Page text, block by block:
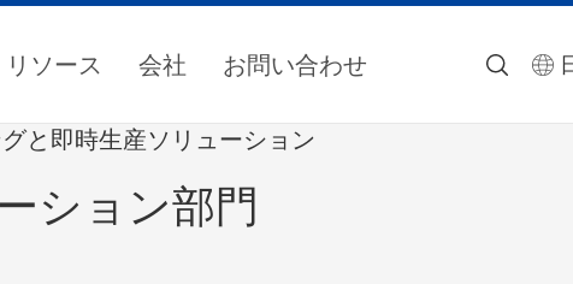
リソース 会社 お問い合わせ
と即時生産ソリューション
ション部門